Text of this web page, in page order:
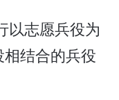
以志愿兵役为
结合的兵役